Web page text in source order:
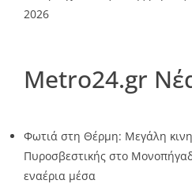
2026
Metro24.gr
Φωτιά στη Θέρμη: Μεγάλη
Πυροσβεστικής στο
εναέρια μέσα